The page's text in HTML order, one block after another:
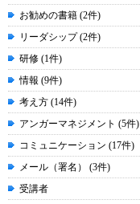
お勧めの書籍 (2件)
リーダシップ (2件)
研修 (1件)
情報 (9件)
考え方 (14件)
アンガーマネジメント (5件)
コミュニケーション (17件)
メール（署名） (3件)
受講者